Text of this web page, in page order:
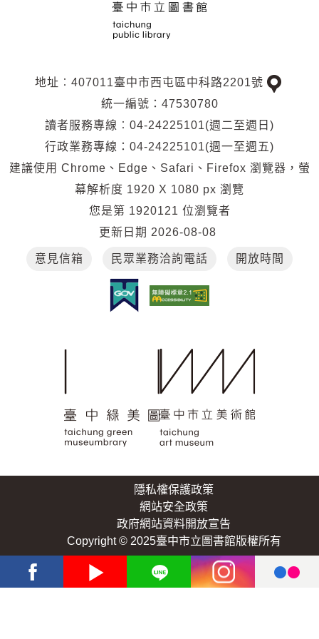
地址︰407011臺中市西屯區中科路2201號
交
位
置
統一編號：47530780
讀者服務專線︰04-24225101(週二至週日)
行政業務專線：04-24225101(週一至週五)
建議使用 Chrome、Edge、Safari、Firefox 瀏覽器，螢
幕解析度 1920 X 1080 px 瀏覽
您是第 1920121 位瀏覽者
更新日期 2026-08-08
意見信箱 民眾業務洽詢電話 開放時間
隱私權保護政策
網站安全政策
政府網站資料開放宣告
Copyright © 2025臺中市立圖書館版權所有
Facebook
Youtube Line Instagram